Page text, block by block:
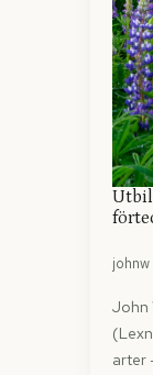
johnw
John
arter